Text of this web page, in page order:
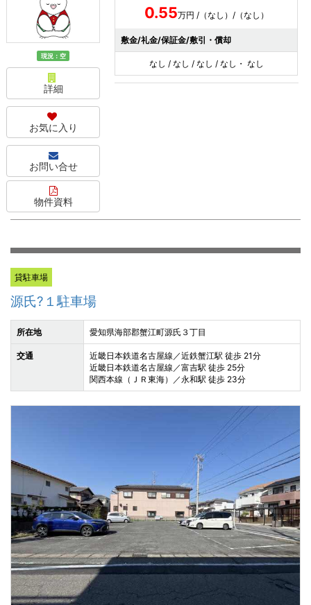
現況：空
詳細
お気に入り
お問い合せ
物件資料
0.55万円 /（なし）/（なし）
敷金/礼金/保証金/敷引・償却
なし / なし / なし / なし・ なし
貸駐車場
源氏?１駐車場
所在地 愛知県海部郡蟹江町源氏３丁目
交通
近畿日本鉄道名古屋線／近鉄蟹江駅 徒歩 21分
近畿日本鉄道名古屋線／富吉駅 徒歩 25分
関西本線（ＪＲ東海）／永和駅 徒歩 23分